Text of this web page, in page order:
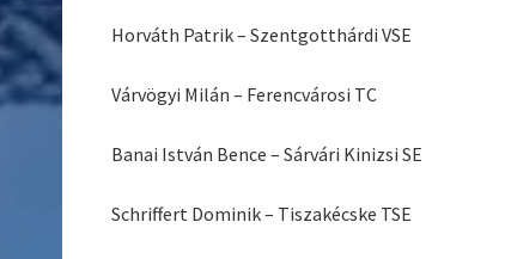
Horváth Patrik – Szentgotthárdi VSE
Várvögyi Milán – Ferencvárosi TC
Banai István Bence – Sárvári Kinizsi SE
Schriffert Dominik – Tiszakécske TSE